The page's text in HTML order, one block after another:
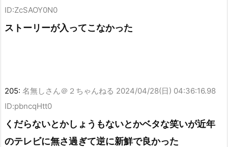
ID:ZcSAOY0N0
ストーリーが入ってこなかった
205: 名無しさん＠２ちゃんねる 2024/04/28(日) 04:36:16.98
ID:pbncqHtt0
くだらないとかしょうもないとかベタな笑いが近年
のテレビに無さ過ぎて逆に新鮮で良かった